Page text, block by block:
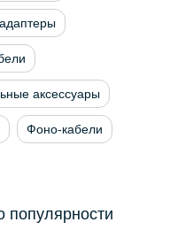
аксессуары
Фоно-кабели
популярности